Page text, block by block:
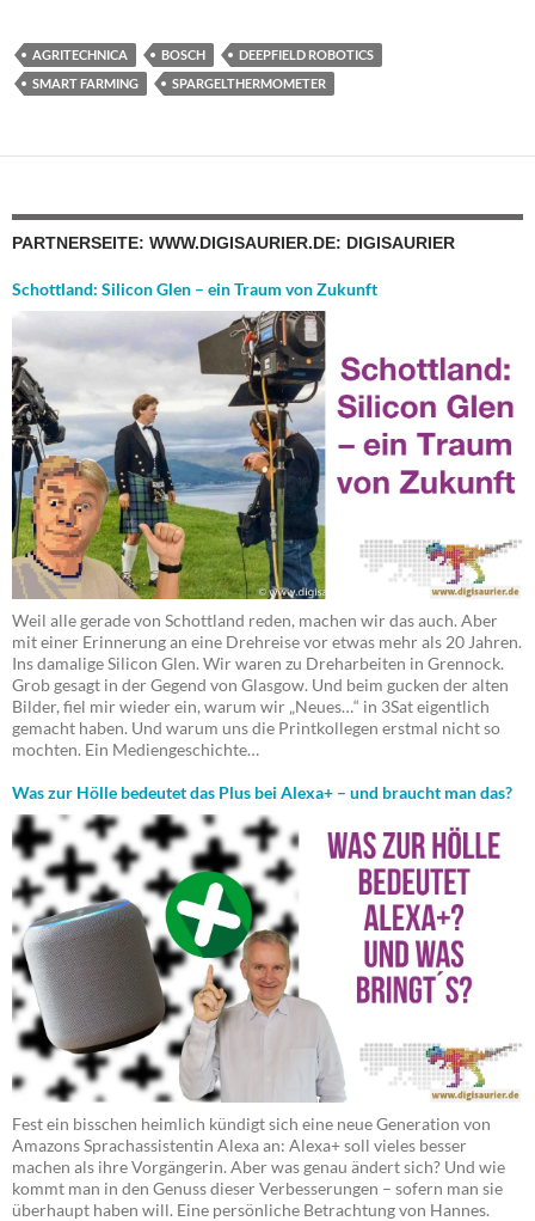
AGRITECHNICA BOSCH
DEEPFIELD ROBOTICS
SMART FARMING
SPARGELTHERMOMETER
PARTNERSEITE: WWW.DIGISAURIER.DE: DIGISAURIER
Schottland: Silicon Glen – ein Traum von Zukunft
Weil alle gerade von Schottland reden, machen wir das auch. Aber
mit einer Erinnerung an eine Drehreise vor etwas mehr als 20 Jahren.
Ins damalige Silicon Glen. Wir waren zu Dreharbeiten in Grennock.
Grob gesagt in der Gegend von Glasgow. Und beim gucken der alten
Bilder, fiel mir wieder ein, warum wir „Neues…“ in 3Sat eigentlich
gemacht haben. Und warum uns die Printkollegen erstmal nicht so
mochten. Ein Mediengeschichte…
Was zur Hölle bedeutet das Plus bei Alexa+ – und braucht man das?
Fest ein bisschen heimlich kündigt sich eine neue Generation von
Amazons Sprachassistentin Alexa an: Alexa+ soll vieles besser
machen als ihre Vorgängerin. Aber was genau ändert sich? Und wie
kommt man in den Genuss dieser Verbesserungen – sofern man sie
überhaupt haben will. Eine persönliche Betrachtung von Hannes.